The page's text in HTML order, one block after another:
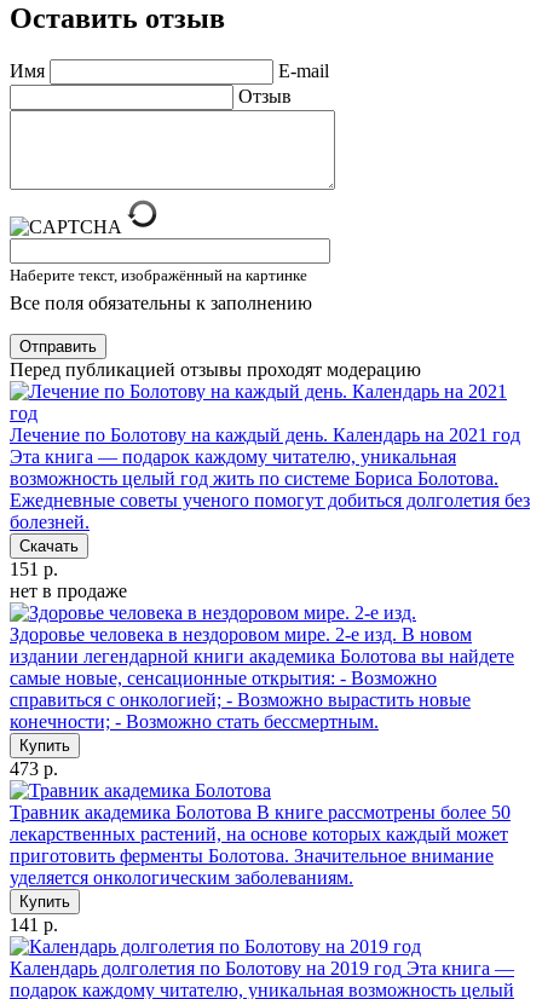
Оставить отзыв
Имя
E-mail
Отзыв
Наберите текст, изображённый на картинке
Все поля обязательны к заполнению
Отправить
Перед публикацией отзывы проходят модерацию
Лечение по Болотову на каждый день. Календарь на 2021 год
Эта книга — подарок каждому читателю, уникальная
возможность целый год жить по системе Бориса Болотова.
Ежедневные советы ученого помогут добиться долголетия без
болезней.
Скачать
151 р.
нет в продаже
Здоровье человека в нездоровом мире. 2-е изд. В новом
издании легендарной книги академика Болотова вы найдете
самые новые, сенсационные открытия: - Возможно
справиться с онкологией; - Возможно вырастить новые
конечности; - Возможно стать бессмертным.
Купить
473 р.
Травник академика Болотова В книге рассмотрены более 50
лекарственных растений, на основе которых каждый может
приготовить ферменты Болотова. Значительное внимание
уделяется онкологическим заболеваниям.
Купить
141 р.
Календарь долголетия по Болотову на 2019 год Эта книга —
подарок каждому читателю, уникальная возможность целый